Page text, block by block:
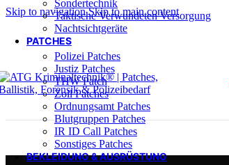
Skip to navigationSkip to main content
Sondertechnik
Taktische Verwundeten Versorgung
Nachtsichtgeräte
PATCHES
Polizei Patches
Justiz Patches
THW Patch
Zoll Patches
Ordnungsamt Patches
Blutgruppen Patches
IR ID Call Patches
Sonstiges Patches
BEKLEIDUNG & AUSRÜSTUNG